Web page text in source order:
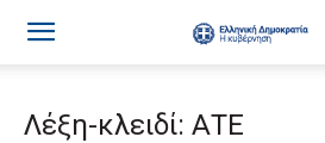
Λέξη-κλειδί: ΑΤΕ